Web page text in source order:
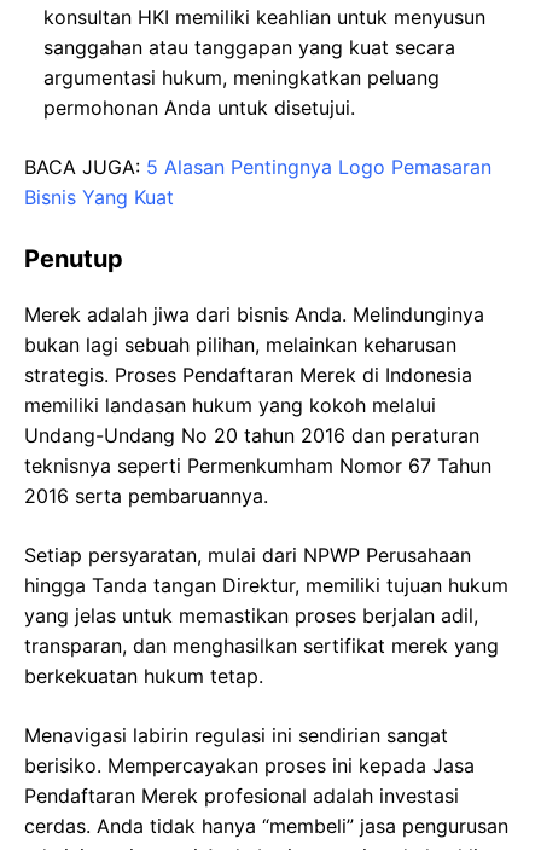
konsultan HKI memiliki keahlian untuk menyusun
sanggahan atau tanggapan yang kuat secara
argumentasi hukum, meningkatkan peluang
permohonan Anda untuk disetujui.
BACA JUGA: 5 Alasan Pentingnya Logo Pemasaran
Bisnis Yang Kuat
Penutup
Merek adalah jiwa dari bisnis Anda. Melindunginya
bukan lagi sebuah pilihan, melainkan keharusan
strategis. Proses Pendaftaran Merek di Indonesia
memiliki landasan hukum yang kokoh melalui
Undang-Undang No 20 tahun 2016 dan peraturan
teknisnya seperti Permenkumham Nomor 67 Tahun
2016 serta pembaruannya.
Setiap persyaratan, mulai dari NPWP Perusahaan
hingga Tanda tangan Direktur, memiliki tujuan hukum
yang jelas untuk memastikan proses berjalan adil,
transparan, dan menghasilkan sertifikat merek yang
berkekuatan hukum tetap.
Menavigasi labirin regulasi ini sendirian sangat
berisiko. Mempercayakan proses ini kepada Jasa
Pendaftaran Merek profesional adalah investasi
cerdas. Anda tidak hanya “membeli” jasa pengurusan